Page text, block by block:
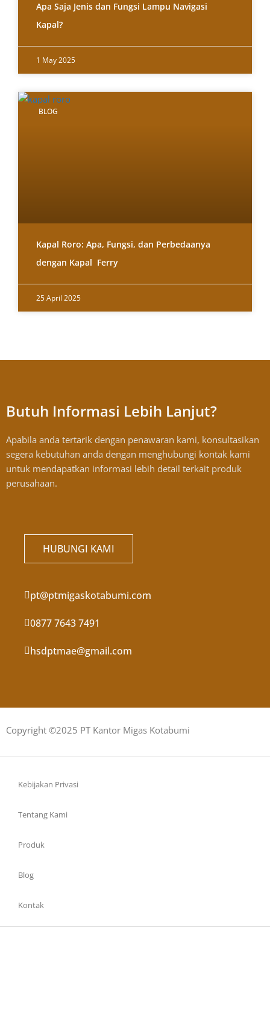
Apa Saja Jenis dan Fungsi Lampu Navigasi
Kapal?
1 May 2025
BLOG
Kapal Roro: Apa, Fungsi, dan Perbedaanya
dengan Kapal Ferry
25 April 2025
Butuh Informasi Lebih Lanjut?
Apabila anda tertarik dengan penawaran kami, konsultasikan
segera kebutuhan anda dengan menghubungi kontak kami
untuk mendapatkan informasi lebih detail terkait produk
perusahaan.
HUBUNGI KAMI
pt@ptmigaskotabumi.com
0877 7643 7491
hsdptmae@gmail.com
Copyright ©2025 PT Kantor Migas Kotabumi
Kebijakan Privasi
Tentang Kami
Produk
Blog
Kontak